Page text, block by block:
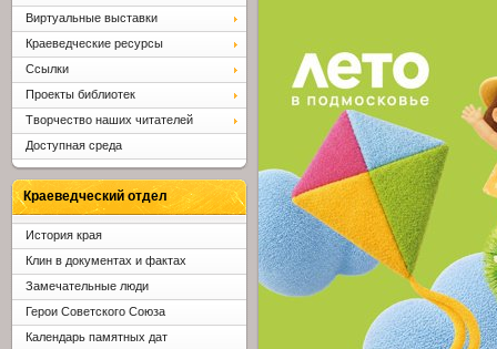
Виртуальные выставки
Краеведческие ресурсы
Ссылки
Проекты библиотек
Творчество наших читателей
Доступная среда
Краеведческий отдел
История края
Клин в документах и фактах
Замечательные люди
Герои Советского Союза
Календарь памятных дат